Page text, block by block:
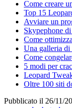
Come creare
Top 15
Avviare un
Skypephone
Come
Una galleria
Come
5 modi per
Leopard
Oltre 100 siti
Pubblicato il 26/11/